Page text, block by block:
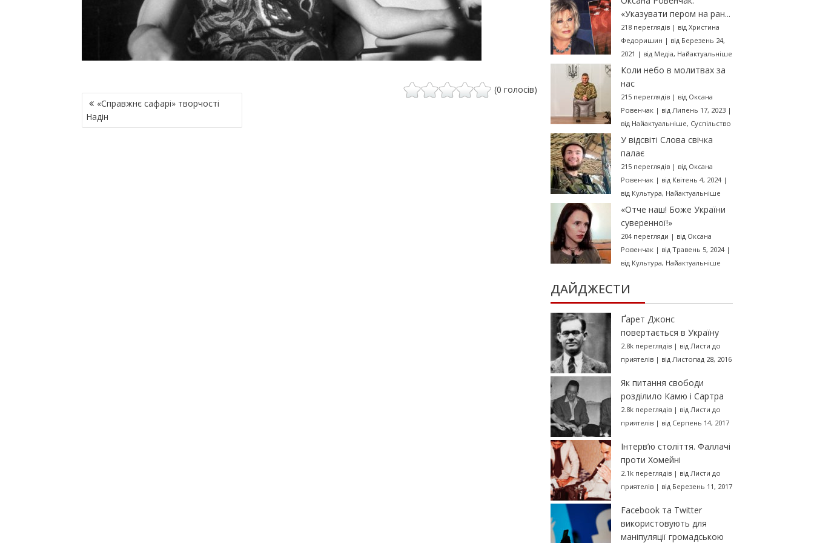
(0 голосів)
Н
А
В
«Справжнє сафарі» творчості
Надін
«Указувати пером на ран...
218 переглядів| від Христина
Федоришин | від Березень 24,
2021 | від Медіа, Найактуальніше
Коли небо в молитвах за
нас
215 переглядів| від Оксана
Ровенчак| від Липень 17, 2023|
від Найактуальніше, Суспільство
У відсвіті Слова свічка
палає
215 переглядів| від Оксана
Ровенчак| від Квітень 4, 2024|
від Культура, Найактуальніше
«Отче наш! Боже України
суверенної!»
204 перегляди | від Оксана
Ровенчак| від Травень 5, 2024|
від Культура, Найактуальніше
ДАЙДЖЕСТИ
Ґарет Джонс
повертається в Україну
2.8k переглядів| від Листи до
приятелів| від Листопад 28, 2016
Як питання свободи
розділило Камю і Сартра
2.8k переглядів| від Листи до
приятелів| від Серпень 14, 2017
Інтерв’ю століття. Фаллачі
проти Хомейні
2.1k переглядів| від Листи до
приятелів| від Березень 11, 2017
Facebook та Twitter
використовують для
маніпуляції громадською